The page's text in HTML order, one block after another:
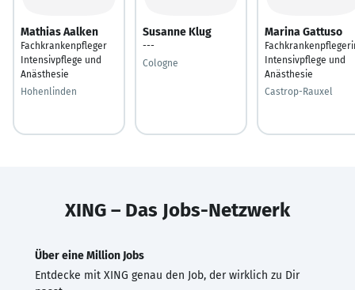
Mathias Aalken
Fachkrankenpfleger
Intensivpflege und
Anästhesie
Hohenlinden
Susanne Klug
---
Cologne
Marina Gattuso
Intensivpflege und
Anästhesie
Castrop-Rauxel
XING – Das Jobs-Netzwerk
Über eine Million Jobs
Entdecke mit XING genau den Job, der wirklich zu Dir